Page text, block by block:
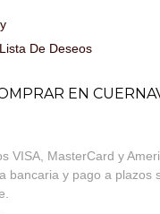
De Deseos
EN
VISA, MasterCard y
bancaria y pago a plazos